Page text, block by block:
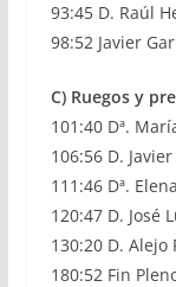
93:45 D. Raúl
98:52 Javier
C) Ruegos y
101:40 Dª.
106:56 D.
111:46 Dª.
120:47 D. José
130:20 D. Alejo
180:52 Fin